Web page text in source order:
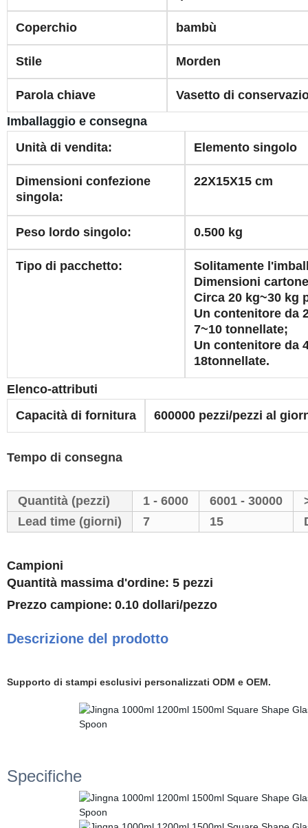
Coperchio bambù
Stile Morden
Parola chiave
Vasetto di
Imballaggio e consegna
Unità di vendita:
Elemento singolo
Dimensioni confezione
singola:
22X15X15 cm
Peso lordo singolo: 0.500 kg
Tipo di pacchetto:
Solitamente
Dimensioni
Circa 20 kg~30 kg
Un contenitore da
7~10 tonnellate;
Un contenitore da
18tonnellate.
Elenco-attributi
Capacità di fornitura
600000 pezzi/pezzi al
Tempo di consegna
Quantità (pezzi) 1 - 6000 6001 - 30000
Lead time (giorni)
7 15
Campioni
Quantità massima d'ordine: 5 pezzi
Prezzo campione: 0.10 dollari/pezzo
Descrizione del prodotto
Supporto di stampi esclusivi personalizzati ODM e OEM.
Specifiche